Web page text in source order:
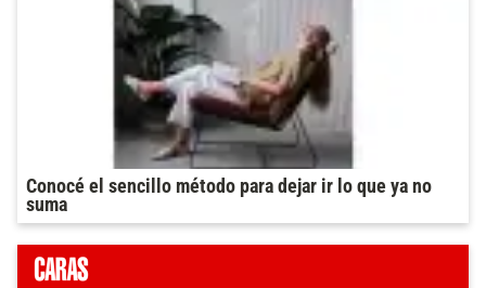
Conocé el sencillo método para dejar ir lo que ya no
suma